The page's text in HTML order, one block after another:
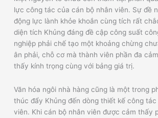
lực công tác của cán bộ nhân viên. Sự đề
động lực lành khỏe khoắn cùng tích rất
diện tích Khủng đáng đề cập công suất
nghiệp phải chế tạo một khoảng chừng
ân phải, chỗ cơ mà thành viên phần đa
thấy kính trọng cùng với bảng giá trị.
Văn hóa ngôi nhà hàng cũng là một trong
thúc đẩy Khủng đến dòng thiết kế công
viên. Khi cán bộ nhân viên được cảm thấy